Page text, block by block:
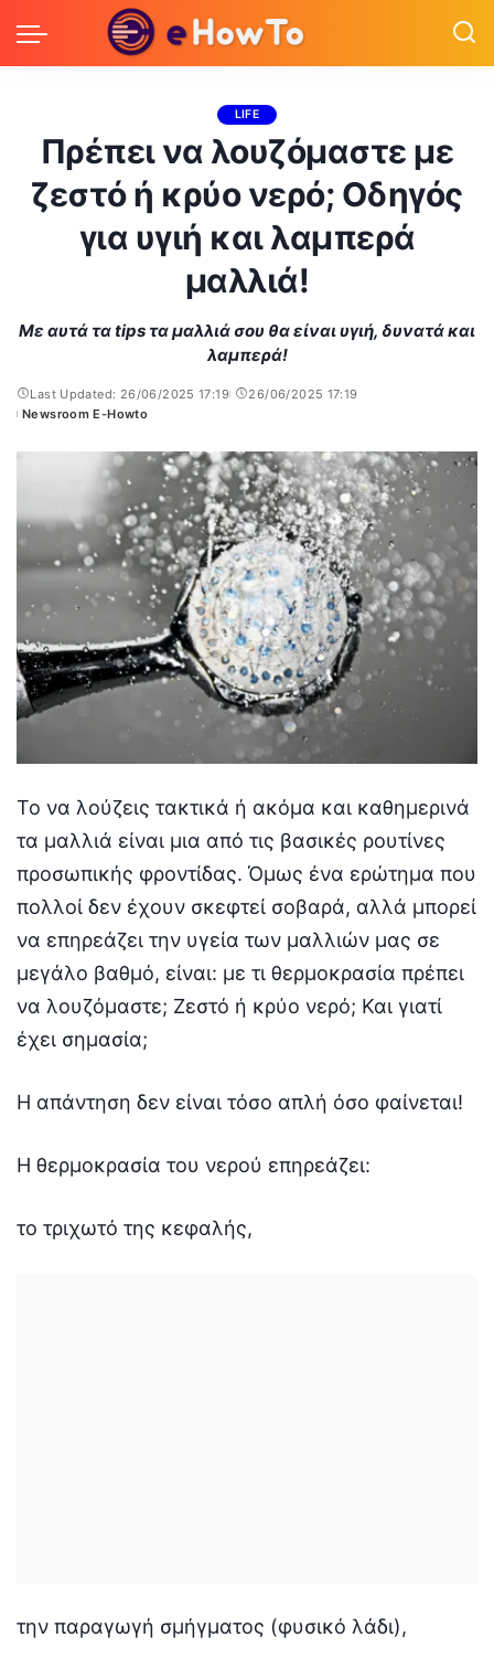
LIFE
Πρέπει να λουζόμαστε με
ζεστό ή κρύο νερό; Οδηγός
για υγιή και λαμπερά
μαλλιά!
Με αυτά τα tips τα μαλλιά σου θα είναι υγιή, δυνατά και
λαμπερά!
Last Updated: 26/06/2025 17:19
26/06/2025 17:19
Posted
Newsroom E-Howto
Το να λούζεις τακτικά ή ακόμα και καθημερινά
τα μαλλιά είναι μια από τις βασικές ρουτίνες
προσωπικής φροντίδας. Όμως ένα ερώτημα που
πολλοί δεν έχουν σκεφτεί σοβαρά, αλλά μπορεί
να επηρεάζει την υγεία των μαλλιών μας σε
μεγάλο βαθμό, είναι: με τι θερμοκρασία πρέπει
να λουζόμαστε; Ζεστό ή κρύο νερό; Και γιατί
έχει σημασία;
Η απάντηση δεν είναι τόσο απλή όσο φαίνεται!
Η θερμοκρασία του νερού επηρεάζει:
το τριχωτό της κεφαλής,
την παραγωγή σμήγματος (φυσικό λάδι),